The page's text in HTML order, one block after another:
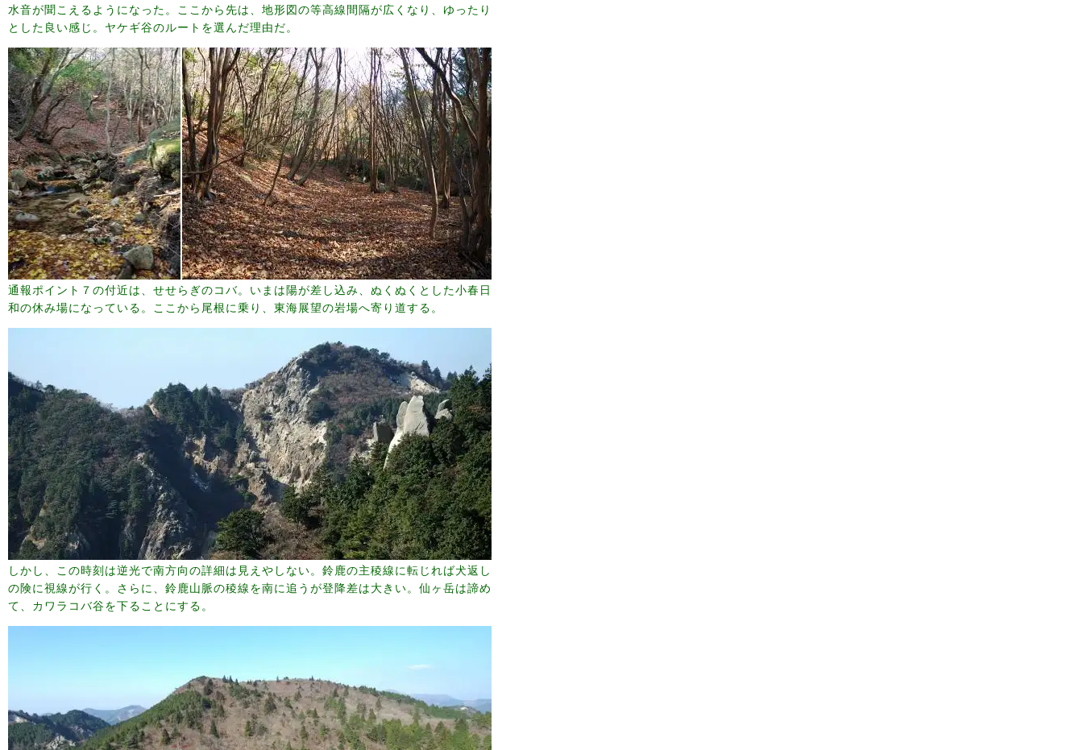
水音が聞こえるようになった。ここから先は、地形図の等高線間隔が広くなり、ゆったり
とした良い感じ。ヤケギ谷のルートを選んだ理由だ。
通報ポイント７の付近は、せせらぎのコバ。いまは陽が差し込み、ぬくぬくとした小春日
和の休み場になっている。ここから尾根に乗り、東海展望の岩場へ寄り道する。
しかし、この時刻は逆光で南方向の詳細は見えやしない。鈴鹿の主稜線に転じれば犬返し
の険に視線が行く。さらに、鈴鹿山脈の稜線を南に追うが登降差は大きい。仙ヶ岳は諦め
て、カワラコバ谷を下ることにする。